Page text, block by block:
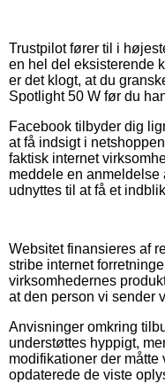
Trustpilot fører til i
en hel del eksisterende
er det klogt, at du
Spotlight 50 W før du
Facebook tilbyder dig
at få indsigt i
faktisk internet
meddele en anmeldelse
udnyttes til at få et
Websitet finansieres af
stribe internet
virksomhedernes
at den person vi sender
Anvisninger omkring
understøttes hyppigt,
modifikationer der
opdaterede de viste